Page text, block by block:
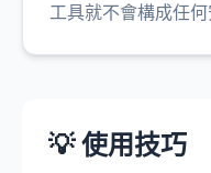
工具就不會構成任何
💡 使用技巧